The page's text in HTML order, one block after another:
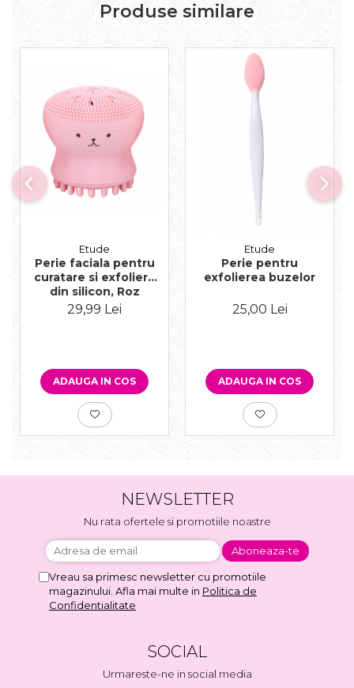
Produse similare
Etude
Perie faciala pentru
curatare si exfoliere
din silicon, Roz
29,99 Lei
ADAUGA IN COS
Etude
Perie pentru
exfolierea buzelor
25,00 Lei
ADAUGA IN COS
NEWSLETTER
Nu rata ofertele si promotiile noastre
Vreau sa primesc newsletter cu promotiile
magazinului. Afla mai multe in Politica de
Confidentialitate
SOCIAL
Urmareste-ne in social media